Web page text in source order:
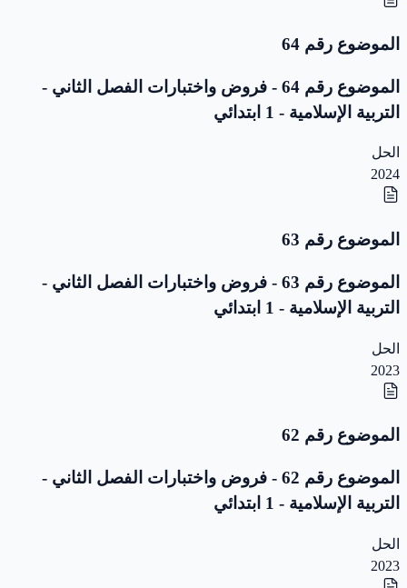
الموضوع رقم 64
الموضوع رقم 64 - فروض واختبارات الفصل الثاني -
التربية الإسلامية - 1 ابتدائي
الحل
2024
الموضوع رقم 63
الموضوع رقم 63 - فروض واختبارات الفصل الثاني -
التربية الإسلامية - 1 ابتدائي
الحل
2023
الموضوع رقم 62
الموضوع رقم 62 - فروض واختبارات الفصل الثاني -
التربية الإسلامية - 1 ابتدائي
الحل
2023